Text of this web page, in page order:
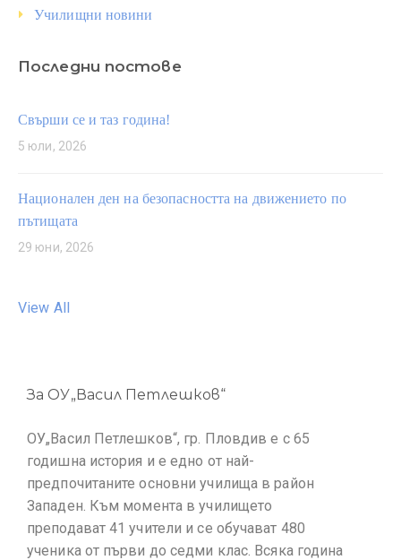
Училищни новини
Последни постове
Свърши се и таз година!
5 юли, 2026
Национален ден на безопасността на движението по
пътищата
29 юни, 2026
View All
За ОУ„Васил Петлешков“
ОУ„Васил Петлешков“, гр. Пловдив е с 65
годишна история и е едно от най-
предпочитаните основни училища в район
Западен. Към момента в училището
преподават 41 учители и се обучават 480
ученика от първи до седми клас. Всяка година